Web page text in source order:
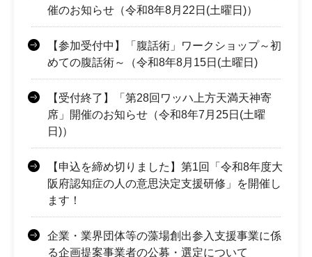
催のお知らせ（令和8年8月22日(土曜日)）
【参加受付中】「腹話術」ワークショップ～初
めての腹話術～（令和8年8月15日(土曜日)
【受付終了】「第28回ワッハ上方天満天神寄
席」開催のお知らせ（令和8年7月25日(土曜
日)）
【申込を締め切りました】第1回「令和8年度大
阪府認知症の人の意思決定支援研修」を開催し
ます！
企業・業界団体等の藻場創出参入支援事業に係
る企画提案事業者の公募・選定について